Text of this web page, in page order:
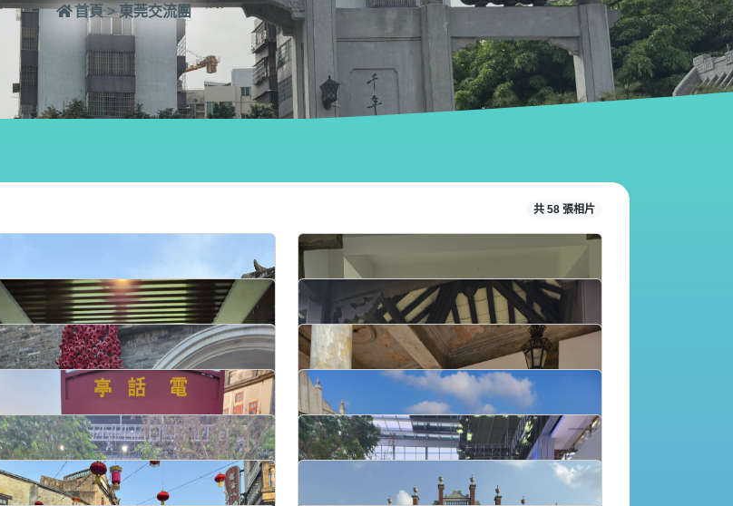
首頁 > 東莞交流團
共 58 張相片